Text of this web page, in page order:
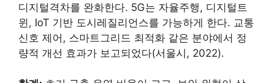
디지털격차를 완화한다. 5G는 자율주행, 디지털트
윈, IoT 기반 도시레질리언스를 가능하게 한다. 교통
신호 제어, 스마트그리드 최적화 같은 분야에서 정
량적 개선 효과가 보고되었다(서울시, 2022).